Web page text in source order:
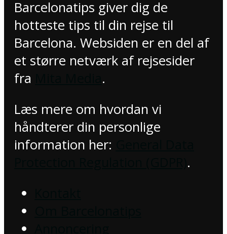
Barcelonatips giver dig de
hotteste tips til din rejse til
Barcelona. Websiden er en del af
et større netværk af rejsesider
fra
.
Læs mere om hvordan vi
håndterer din personlige
information her:
.